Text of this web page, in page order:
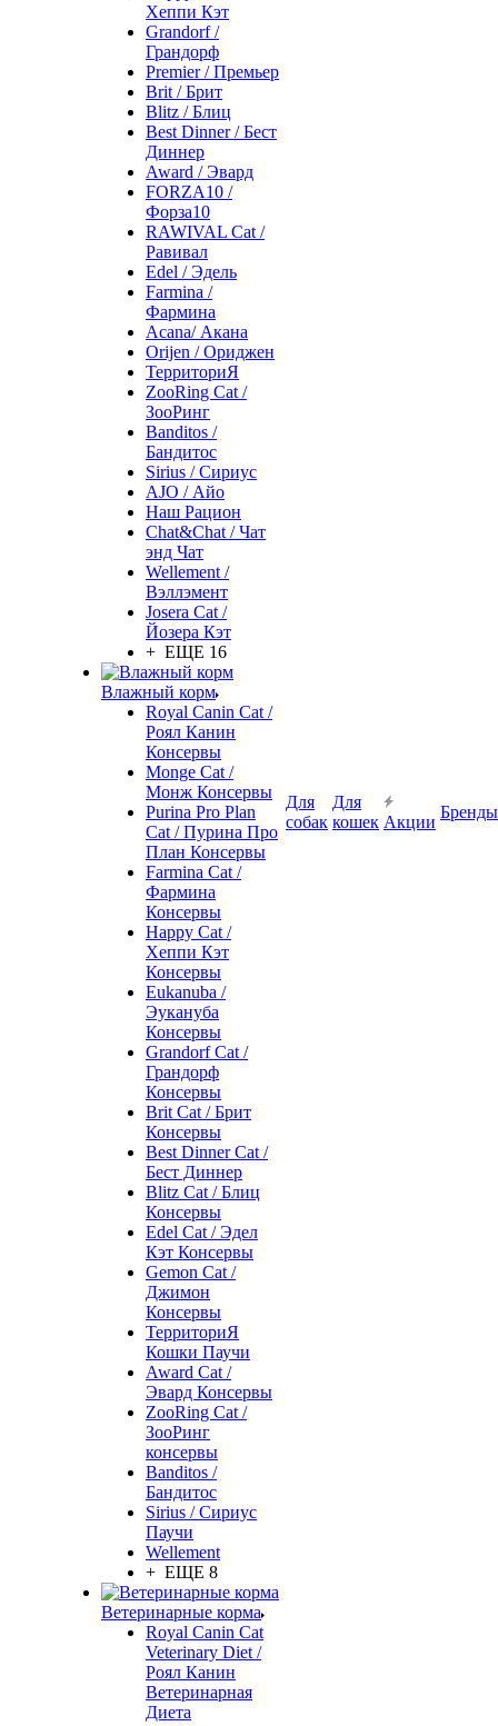
Хеппи Кэт
Grandorf /
Грандорф
Premier / Премьер
Brit / Брит
Blitz / Блиц
Best Dinner / Бест
Диннер
Award / Эвард
FORZA10 /
Форза10
RAWIVAL Cat /
Равивал
Edel / Эдель
Farmina /
Фармина
Acana/ Акана
Orijen / Ориджен
ТерриториЯ
ZooRing Cat /
ЗооРинг
Banditos /
Бандитос
Sirius / Сириус
AJO / Айо
Наш Рацион
Chat&Chat / Чат
энд Чат
Wellement /
Вэллэмент
Josera Cat /
Йозера Кэт
+ ЕЩЕ 16
Влажный корм
Royal Canin Cat /
Роял Канин
Консервы
Monge Cat /
Монж Консервы
Purina Pro Plan
Cat / Пурина Про
План Консервы
Farmina Cat /
Фармина
Консервы
Happy Cat /
Хеппи Кэт
Консервы
Eukanuba /
Эукануба
Консервы
Grandorf Cat /
Грандорф
Консервы
Brit Cat / Брит
Консервы
Best Dinner Cat /
Бест Диннер
Blitz Cat / Блиц
Консервы
Edel Cat / Эдел
Кэт Консервы
Gemon Cat /
Джимон
Консервы
ТерриториЯ
Кошки Паучи
Award Cat /
Эвард Консервы
ZooRing Cat /
ЗооРинг
консервы
Banditos /
Бандитос
Sirius / Сириус
Паучи
Wellement
+ ЕЩЕ 8
Ветеринарные корма
Royal Canin Cat
Veterinary Diet /
Роял Канин
Ветеринарная
Диета
Для
собак
Для
кошек Акции
Бренды